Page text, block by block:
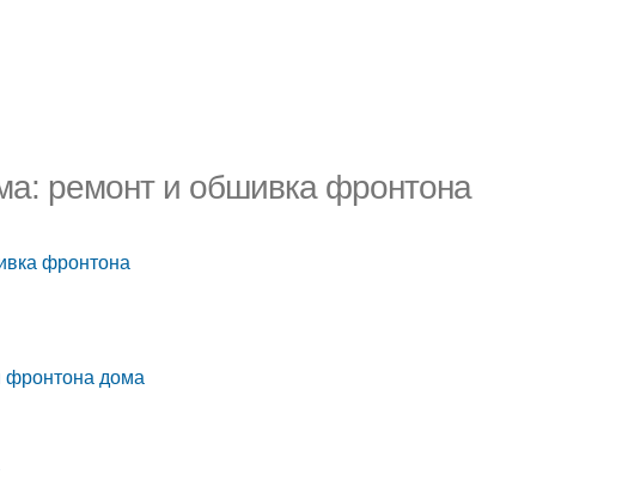
ремонт и обшивка фронтона
фронтона
фронтона дома